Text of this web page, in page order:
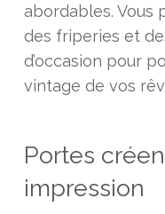
abordables. Vous
des friperies et
d’occasion pour
vintage de vos
Portes
impression